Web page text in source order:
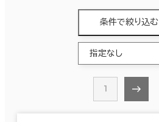
条件で絞り込む
1